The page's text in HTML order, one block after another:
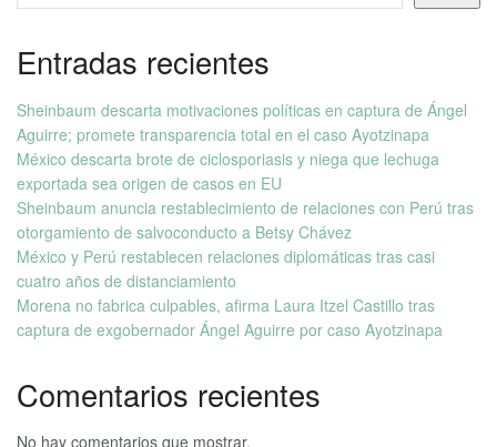
Entradas recientes
Sheinbaum descarta motivaciones políticas en captura de Ángel
Aguirre; promete transparencia total en el caso Ayotzinapa
México descarta brote de ciclosporiasis y niega que lechuga
exportada sea origen de casos en EU
Sheinbaum anuncia restablecimiento de relaciones con Perú tras
otorgamiento de salvoconducto a Betsy Chávez
México y Perú restablecen relaciones diplomáticas tras casi
cuatro años de distanciamiento
Morena no fabrica culpables, afirma Laura Itzel Castillo tras
captura de exgobernador Ángel Aguirre por caso Ayotzinapa
Comentarios recientes
No hay comentarios que mostrar.